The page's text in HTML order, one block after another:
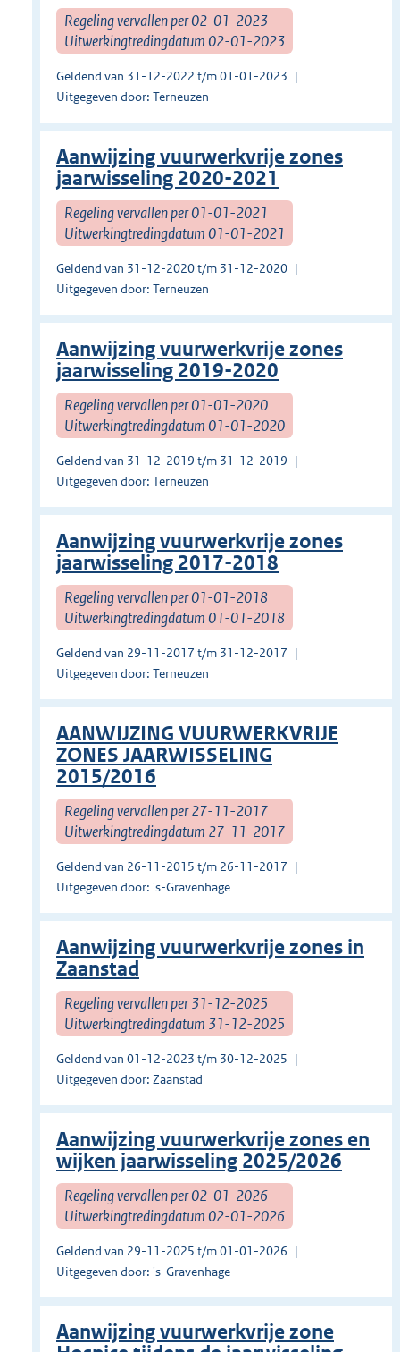
Regeling vervallen per 02-01-2023
Uitwerkingtredingdatum 02-01-2023
Geldend van 31-12-2022 t/m 01-01-2023
Uitgegeven door: Terneuzen
Aanwijzing vuurwerkvrije zones
jaarwisseling 2020-2021
Regeling vervallen per 01-01-2021
Uitwerkingtredingdatum 01-01-2021
Geldend van 31-12-2020 t/m 31-12-2020
Uitgegeven door: Terneuzen
Aanwijzing vuurwerkvrije zones
jaarwisseling 2019-2020
Regeling vervallen per 01-01-2020
Uitwerkingtredingdatum 01-01-2020
Geldend van 31-12-2019 t/m 31-12-2019
Uitgegeven door: Terneuzen
Aanwijzing vuurwerkvrije zones
jaarwisseling 2017-2018
Regeling vervallen per 01-01-2018
Uitwerkingtredingdatum 01-01-2018
Geldend van 29-11-2017 t/m 31-12-2017
Uitgegeven door: Terneuzen
AANWIJZING VUURWERKVRIJE
ZONES JAARWISSELING
2015/2016
Regeling vervallen per 27-11-2017
Uitwerkingtredingdatum 27-11-2017
Geldend van 26-11-2015 t/m 26-11-2017
Uitgegeven door: 's-Gravenhage
Aanwijzing vuurwerkvrije zones in
Zaanstad
Regeling vervallen per 31-12-2025
Uitwerkingtredingdatum 31-12-2025
Geldend van 01-12-2023 t/m 30-12-2025
Uitgegeven door: Zaanstad
Aanwijzing vuurwerkvrije zones en
wijken jaarwisseling 2025/2026
Regeling vervallen per 02-01-2026
Uitwerkingtredingdatum 02-01-2026
Geldend van 29-11-2025 t/m 01-01-2026
Uitgegeven door: 's-Gravenhage
Aanwijzing vuurwerkvrije zone